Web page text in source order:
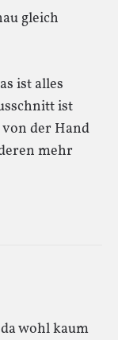
gleich
ist alles
ist
der Hand
mehr
wohl kaum